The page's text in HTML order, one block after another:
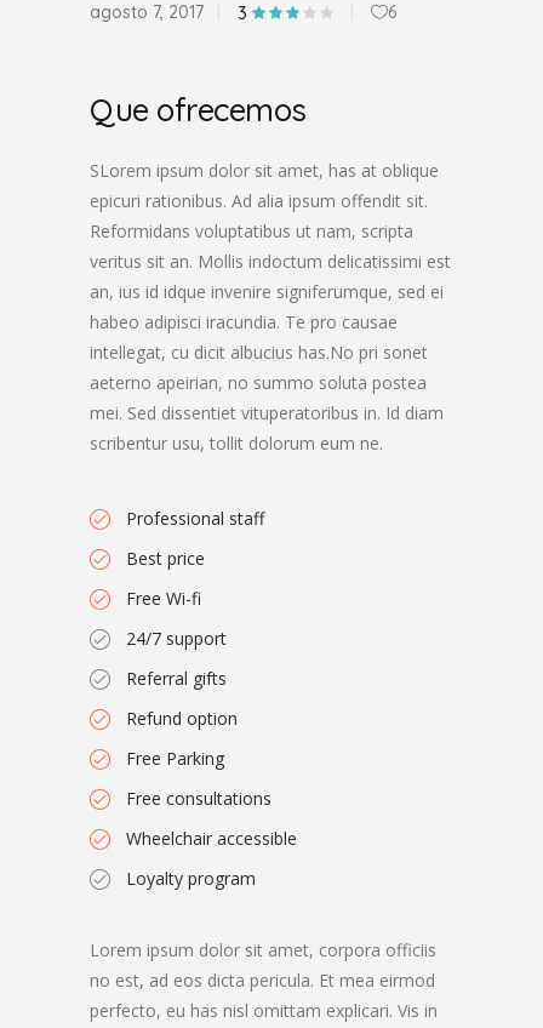
agosto 7, 2017 3 6
Que ofrecemos
SLorem ipsum dolor sit amet, has at oblique
epicuri rationibus. Ad alia ipsum offendit sit.
Reformidans voluptatibus ut nam, scripta
veritus sit an. Mollis indoctum delicatissimi est
an, ius id idque invenire signiferumque, sed ei
habeo adipisci iracundia. Te pro causae
intellegat, cu dicit albucius has.No pri sonet
aeterno apeirian, no summo soluta postea
mei. Sed dissentiet vituperatoribus in. Id diam
scribentur usu, tollit dolorum eum ne.
Professional staff
Best price
Free Wi-fi
24/7 support
Referral gifts
Refund option
Free Parking
Free consultations
Wheelchair accessible
Loyalty program
Lorem ipsum dolor sit amet, corpora officiis
no est, ad eos dicta pericula. Et mea eirmod
perfecto, eu has nisl omittam explicari. Vis in